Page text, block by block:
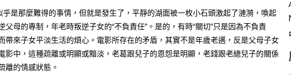
乎是那麼難得的事情，但就是發生了，平靜的湖面被一枚小石頭激起了漣漪，喚起
父母的專制，年老時叛逆子女的“不負責任”。是的，有時“關切”只是因為不負責
帶來子女平淡生活的煩心。電影所存在的矛盾，其實不是年歲老邁，反是父母子女
影中，這種疏離或明顯或黯淡，老葛跟兒子的恩怨是明顯，老錢跟老總兒子的關係
離的情感狀態。